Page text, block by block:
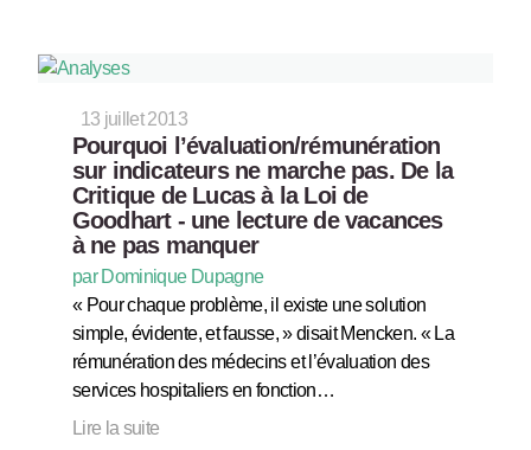
13 juillet 2013
Pourquoi l’évaluation/rémunération
sur indicateurs ne marche pas. De la
Critique de Lucas à la Loi de
Goodhart - une lecture de vacances
à ne pas manquer
par Dominique Dupagne
« Pour chaque problème, il existe une solution
simple, évidente, et fausse, » disait Mencken. « La
rémunération des médecins et l’évaluation des
services hospitaliers en fonction…
Lire la suite